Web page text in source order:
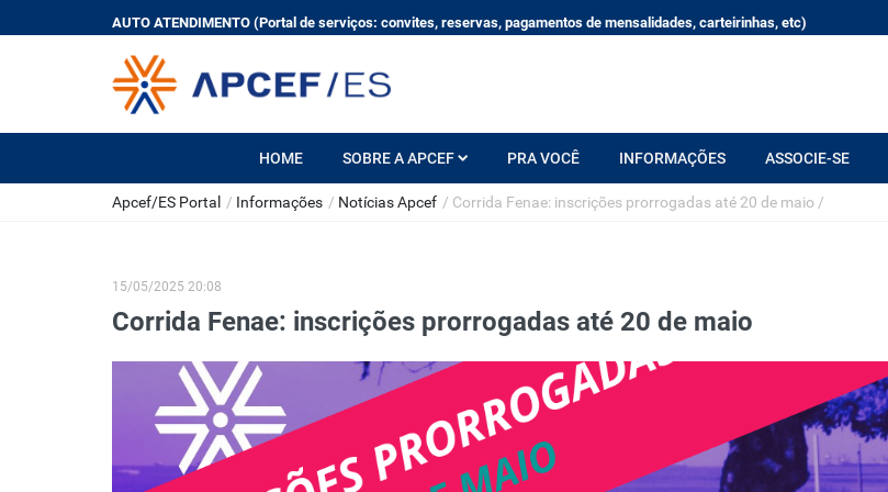
AUTO ATENDIMENTO (Portal de serviços: convites, reservas, pagamentos de mensalidades, carteirinhas, etc)
HOME SOBRE A APCEF PRA VOCÊ INFORMAÇÕES ASSOCIE-SE
Apcef/ES Portal / Informações / Notícias Apcef / Corrida Fenae: inscrições prorrogadas até 20 de maio /
15/05/2025 20:08
Corrida Fenae: inscrições prorrogadas até 20 de maio